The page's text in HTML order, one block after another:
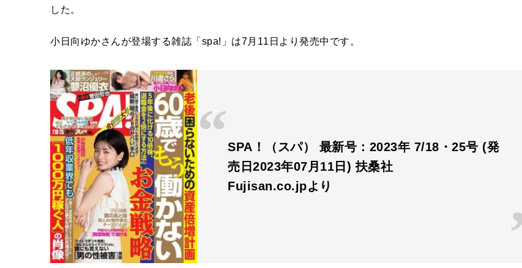
した。
小日向ゆかさんが登場する雑誌「spa!」は7月11日より発売中です。
SPA！（スパ） 最新号：2023年 7/18・25号 (発
売日2023年07月11日) 扶桑社
Fujisan.co.jpより